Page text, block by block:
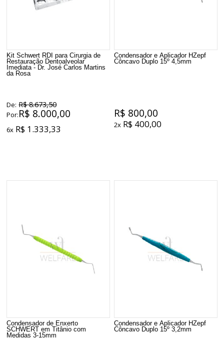
Kit Schwert RDI para Cirurgia de
Restauração Dentoalveolar
Imediata - Dr. José Carlos Martins
da Rosa
De: R$ 8.673,50
Por:R$ 8.000,00
6x R$ 1.333,33
Condensador e Aplicador HZepf
Côncavo Duplo 15º 4,5mm
R$ 800,00
2x R$ 400,00
Condensador de Enxerto
SCHWERT em Titânio com
Medidas 3-15mm
Condensador e Aplicador HZepf
Côncavo Duplo 15º 3,2mm